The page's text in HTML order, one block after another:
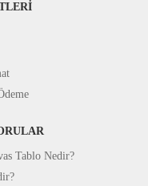
Tablo Nedir?